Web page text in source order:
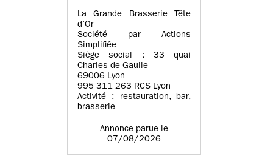
La Grande Brasserie Tête
d’Or
Société par Actions
Simplifiée
Siège social : 33 quai
Charles de Gaulle
69006 Lyon
995 311 263 RCS Lyon
Activité : restauration, bar,
brasserie
Annonce parue le
07/08/2026